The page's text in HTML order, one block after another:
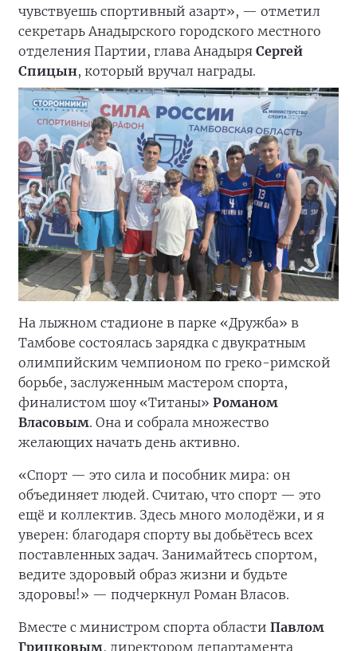
чувствуешь спортивный азарт», — отметил
секретарь Анадырского городского местного
отделения Партии, глава Анадыря Сергей
Спицын, который вручал награды.
На лыжном стадионе в парке «Дружба» в
Тамбове состоялась зарядка с двукратным
олимпийским чемпионом по греко-римской
борьбе, заслуженным мастером спорта,
финалистом шоу «Титаны» Романом
Власовым. Она и собрала множество
желающих начать день активно.
«Спорт — это сила и пособник мира: он
объединяет людей. Считаю, что спорт — это
ещё и коллектив. Здесь много молодёжи, и я
уверен: благодаря спорту вы добьётесь всех
поставленных задач. Занимайтесь спортом,
ведите здоровый образ жизни и будьте
здоровы!» — подчеркнул Роман Власов.
Вместе с министром спорта области Павлом
Грицковым, директором департамента